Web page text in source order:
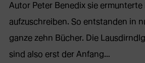
Autor Peter Benedix sie
aufzuschreiben. So entstanden in
ganze zehn Bücher. Die
sind also erst der Anfang…